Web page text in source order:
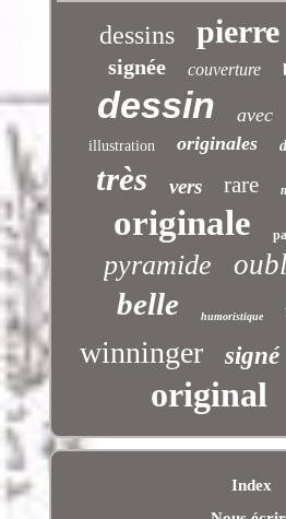
dessins pierre
signée couverture
dessin avec
illustration originales
très vers rare
originale
pyramide
belle humoristique
winninger signé
original
Index